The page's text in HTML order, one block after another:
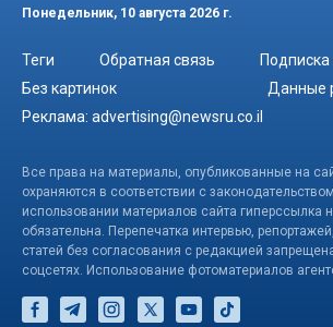
Понедельник, 10 августа 2026 г.
Теги Обратная связь
Подписка
Без картинок
Данные
Реклама: advertising@newsru.co.il
Все права на материалы, опубликованные на
охраняются в соответствии с
использовании материалов сайта гиперссылка
обязательна. Перепечатка интервью,
статей без согласования с редакцией
соцсетях. Использование фотоматериалов